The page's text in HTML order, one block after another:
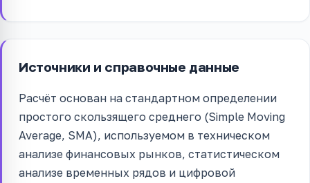
Источники и справочные данные
Расчёт основан на стандартном определении
простого скользящего среднего (Simple Moving
Average, SMA), используемом в техническом
анализе финансовых рынков, статистическом
анализе временных рядов и цифровой